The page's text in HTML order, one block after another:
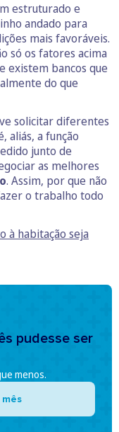
estruturado e
andado para
mais favoráveis.
só os fatores acima
existem bancos que
do que
solicitar diferentes
aliás, a função
junto de
as melhores
. Assim, por que não
o trabalho todo
à habitação seja
pudesse ser
menos.